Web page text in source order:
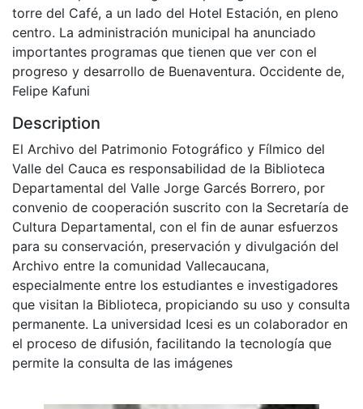
torre del Café, a un lado del Hotel Estación, en pleno
centro. La administración municipal ha anunciado
importantes programas que tienen que ver con el
progreso y desarrollo de Buenaventura. Occidente de,
Felipe Kafuni
Description
El Archivo del Patrimonio Fotográfico y Fílmico del
Valle del Cauca es responsabilidad de la Biblioteca
Departamental del Valle Jorge Garcés Borrero, por
convenio de cooperación suscrito con la Secretaría de
Cultura Departamental, con el fin de aunar esfuerzos
para su conservación, preservación y divulgación del
Archivo entre la comunidad Vallecaucana,
especialmente entre los estudiantes e investigadores
que visitan la Biblioteca, propiciando su uso y consulta
permanente. La universidad Icesi es un colaborador en
el proceso de difusión, facilitando la tecnología que
permite la consulta de las imágenes